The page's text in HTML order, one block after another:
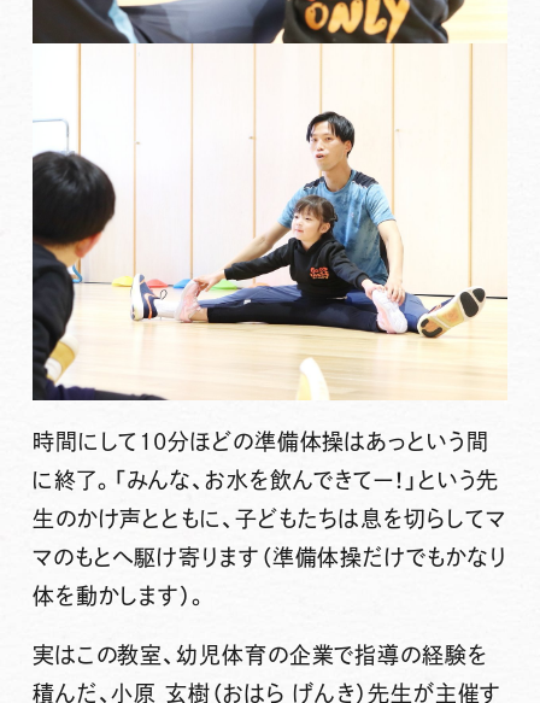
時間にして10分ほどの準備体操はあっという間
に終了。「みんな、お水を飲んできてー！」という先
生のかけ声とともに、子どもたちは息を切らしてマ
マのもとへ駆け寄ります（準備体操だけでもかなり
体を動かします）。
実はこの教室、幼児体育の企業で指導の経験を
積んだ、小原 玄樹（おはら げんき）先生が主催す